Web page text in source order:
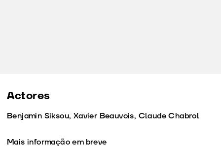
Actores
Benjamin Siksou, Xavier Beauvois, Claude Chabrol
Mais informação em breve